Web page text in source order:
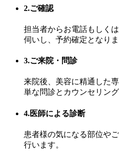
2.ご確認
担当者からお電話もしく
伺いし、予約確定となり
3.ご来院・問診
来院後、美容に精通した
単な問診とカウンセリング
4.医師による診断
患者様の気になる部位や
行います。